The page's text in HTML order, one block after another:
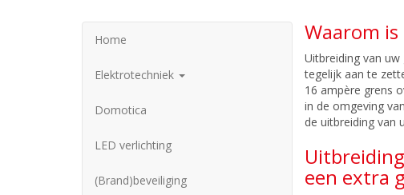
Home
Elektrotechniek
Domotica
LED verlichting
(Brand)beveiliging
Waarom
Uitbreiding van
tegelijk aan te
16 ampère grens
in de omgeving
de uitbreiding van
een extra